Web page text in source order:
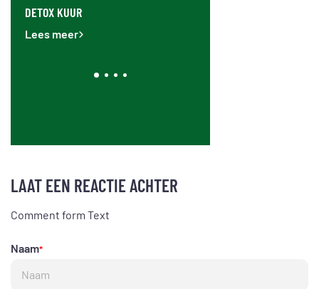
DETOX KUUR
Lees meer
LAAT EEN REACTIE ACHTER
Comment form Text
Naam*